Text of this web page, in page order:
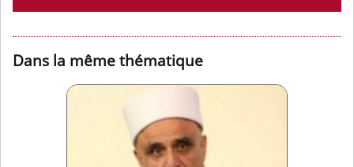
Dans la même thématique